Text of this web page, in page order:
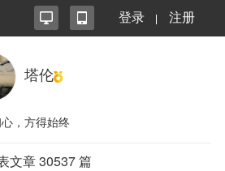
登录 注册
塔伦
，方得始终
文章30537篇